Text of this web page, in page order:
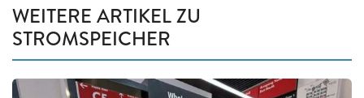
WEITERE ARTIKEL ZU
STROMSPEICHER